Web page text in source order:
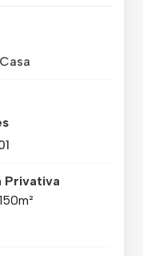
Casa
Privativa
150m²